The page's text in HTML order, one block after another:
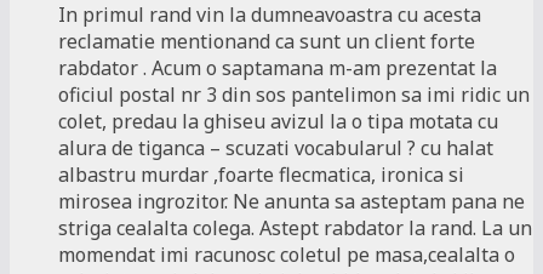
In primul rand vin la dumneavoastra cu acesta
reclamatie mentionand ca sunt un client forte
rabdator . Acum o saptamana m-am prezentat la
oficiul postal nr 3 din sos pantelimon sa imi ridic un
colet, predau la ghiseu avizul la o tipa motata cu
alura de tiganca – scuzati vocabularul ? cu halat
albastru murdar ,foarte flecmatica, ironica si
mirosea ingrozitor. Ne anunta sa asteptam pana ne
striga cealalta colega. Astept rabdator la rand. La un
momendat imi racunosc coletul pe masa,cealalta o